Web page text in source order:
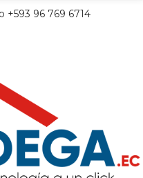
+593 96 769 6714